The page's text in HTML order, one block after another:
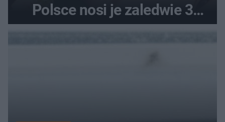
Polsce nosi je zaledwie 3
kobiety